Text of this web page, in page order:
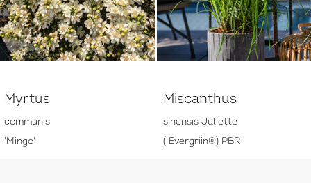
Myrtus
communis
'Mingo'
Miscanthus
sinensis Juliette
( Evergriin®) PBR